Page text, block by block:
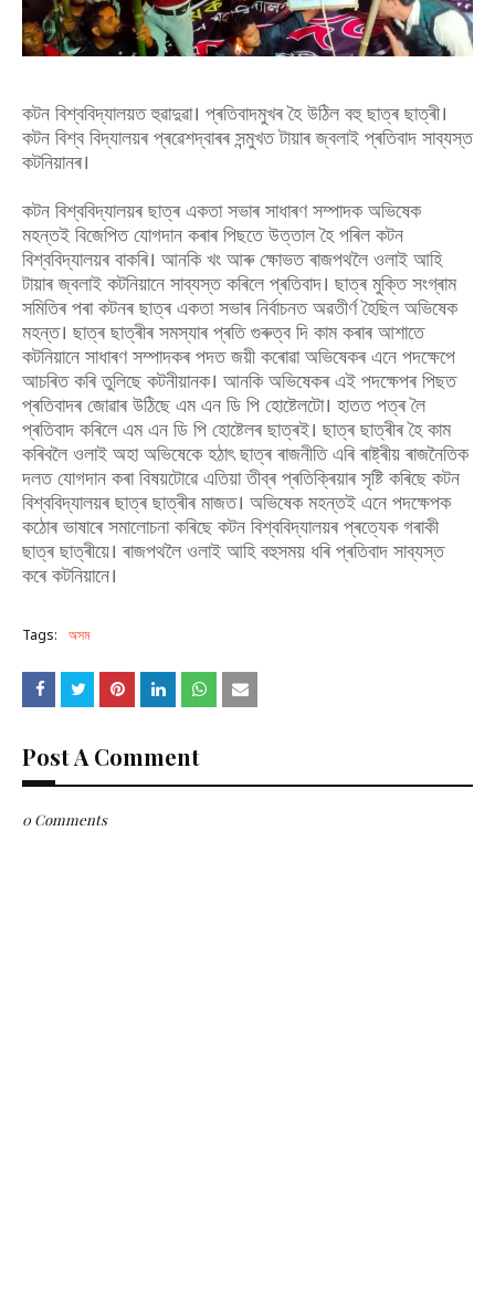
কটন বিশ্ববিদ্যালয়ত হুৱাদুৱা। প্ৰতিবাদমুখৰ হৈ উঠিল বহু ছাত্ৰ ছাত্ৰী।
কটন বিশ্ব বিদ্যালয়ৰ প্ৰৱেশদ্বাৰৰ সন্মুখত টায়াৰ জ্বলাই প্ৰতিবাদ সাব্যস্ত
কটনিয়ানৰ।
কটন বিশ্ববিদ্যালয়ৰ ছাত্ৰ একতা সভাৰ সাধাৰণ সম্পাদক অভিষেক
মহন্তই বিজেপিত যোগদান কৰাৰ পিছতে উত্তাল হৈ পৰিল কটন
বিশ্ববিদ্যালয়ৰ বাকৰি। আনকি খং আৰু ক্ষোভত ৰাজপথলৈ ওলাই আহি
টায়াৰ জ্বলাই কটনিয়ানে সাব্যস্ত কৰিলে প্ৰতিবাদ। ছাত্ৰ মুক্তি সংগ্ৰাম
সমিতিৰ পৰা কটনৰ ছাত্ৰ একতা সভাৰ নিৰ্বাচনত অৱতীৰ্ণ হৈছিল অভিষেক
মহন্ত। ছাত্ৰ ছাত্ৰীৰ সমস্যাৰ প্ৰতি গুৰুত্ব দি কাম কৰাৰ আশাতে
কটনিয়ানে সাধাৰণ সম্পাদকৰ পদত জয়ী কৰোৱা অভিষেকৰ এনে পদক্ষেপে
আচৰিত কৰি তুলিছে কটনীয়ানক। আনকি অভিষেকৰ এই পদক্ষেপৰ পিছত
প্ৰতিবাদৰ জোৱাৰ উঠিছে এম এন ডি পি হোষ্টেলটো। হাতত পত্ৰ লৈ
প্ৰতিবাদ কৰিলে এম এন ডি পি হোষ্টেলৰ ছাত্ৰই। ছাত্ৰ ছাত্ৰীৰ হৈ কাম
কৰিবলৈ ওলাই অহা অভিষেকে হঠাৎ ছাত্ৰ ৰাজনীতি এৰি ৰাষ্ট্ৰীয় ৰাজনৈতিক
দলত যোগদান কৰা বিষয়টোৱে এতিয়া তীব্ৰ প্ৰতিক্ৰিয়াৰ সৃষ্টি কৰিছে কটন
বিশ্ববিদ্যালয়ৰ ছাত্ৰ ছাত্ৰীৰ মাজত। অভিষেক মহন্তই এনে পদক্ষেপক
কঠোৰ ভাষাৰে সমালোচনা কৰিছে কটন বিশ্ববিদ্যালয়ৰ প্ৰত্যেক গৰাকী
ছাত্ৰ ছাত্ৰীয়ে। ৰাজপথলৈ ওলাই আহি বহুসময় ধৰি প্ৰতিবাদ সাব্যস্ত
কৰে কটনিয়ানে।
Tags: অসম
Post A Comment
0 Comments